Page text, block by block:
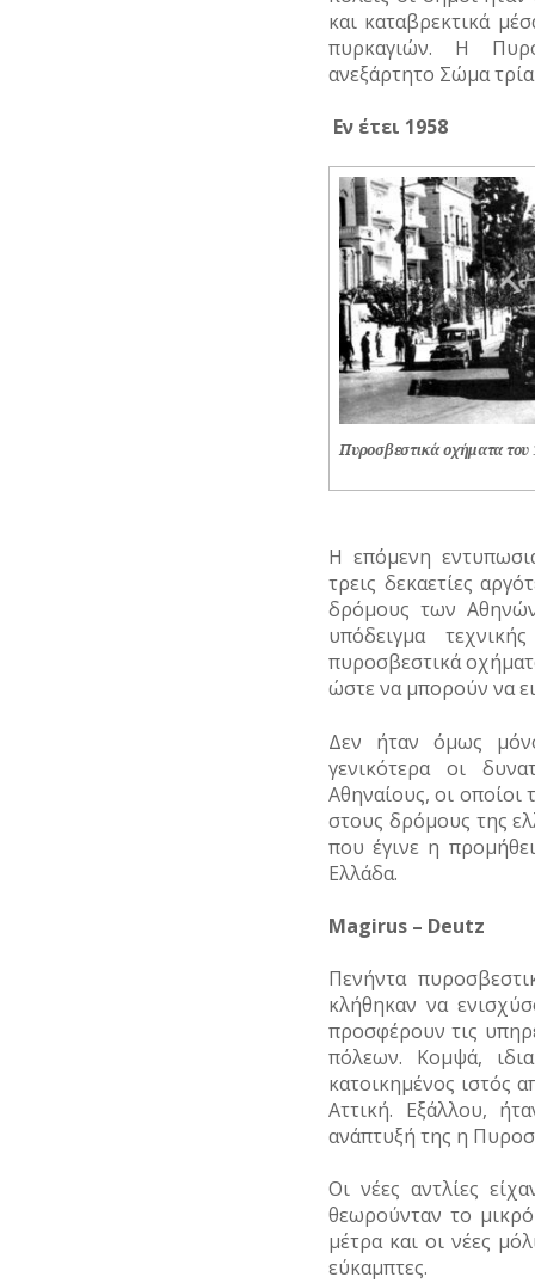
και καταβρεκτικά
πυρκαγιών. Η
ανεξάρτητο Σώμα
Εν έτει 1958
Πυροσβεστικά οχήματα του
Η επόμενη
τρεις δεκαετίες
δρόμους των
υπόδειγμα
πυροσβεστικά
ώστε να μπορούν να
Δεν ήταν όμως
γενικότερα οι
Αθηναίους, οι οποίοι
στους δρόμους της
που έγινε η
Ελλάδα.
Magirus – Deutz
Πενήντα
κλήθηκαν να
προσφέρουν τις
πόλεων. Κομψά,
κατοικημένος ιστός
Αττική. Εξάλλου,
ανάπτυξή της η
Οι νέες αντλίες
θεωρούνταν το
μέτρα και οι νέες
εύκαμπτες.